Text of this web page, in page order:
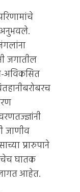
जगातील
अविकसित
जाणीव
प्रारुपाने
घातक
आहेत.